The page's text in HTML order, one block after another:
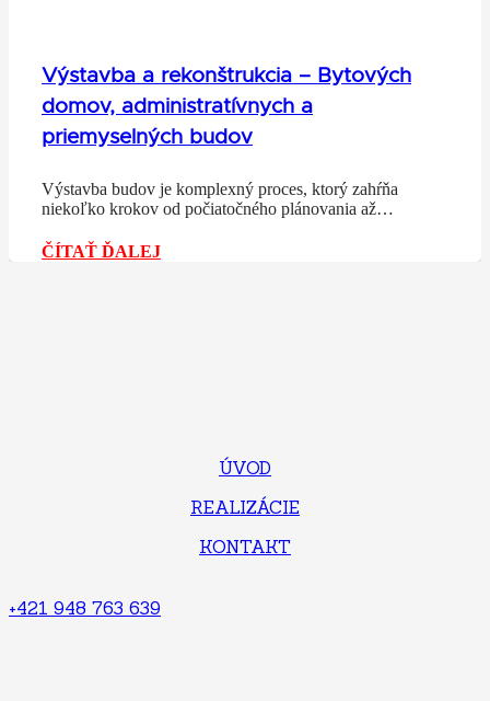
Výstavba a rekonštrukcia – Bytových
domov, administratívnych a
priemyselných budov
Výstavba budov je komplexný proces, ktorý zahŕňa
niekoľko krokov od počiatočného plánovania až…
ČÍTAŤ ĎALEJ
ÚVOD
REALIZÁCIE
KONTAKT
+421 948 763 639